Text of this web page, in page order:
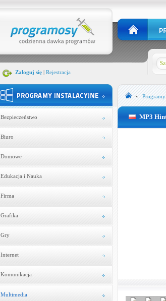
Zaloguj się| Rejestracja
Bezpieczeństwo
Biuro
Domowe
Edukacja i Nauka
Firma
Grafika
Gry
Internet
Komunikacja
Multimedia
Programy
MP3